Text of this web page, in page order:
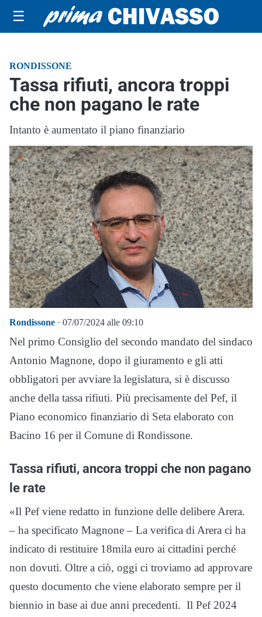
☰
RONDISSONE
Tassa rifiuti, ancora troppi
che non pagano le rate
Intanto è aumentato il piano finanziario
Rondissone · 07/07/2024 alle 09:10
Nel primo Consiglio del secondo mandato del sindaco
Antonio Magnone, dopo il giuramento e gli atti
obbligatori per avviare la legislatura, si è discusso
anche della tassa rifiuti. Più precisamente del Pef, il
Piano economico finanziario di Seta elaborato con
Bacino 16 per il Comune di Rondissone.
Tassa rifiuti, ancora troppi che non pagano
le rate
«Il Pef viene redatto in funzione delle delibere Arera.
– ha specificato Magnone – La verifica di Arera ci ha
indicato di restituire 18mila euro ai cittadini perché
non dovuti. Oltre a ciò, oggi ci troviamo ad approvare
questo documento che viene elaborato sempre per il
biennio in base ai due anni precedenti. Il Pef 2024